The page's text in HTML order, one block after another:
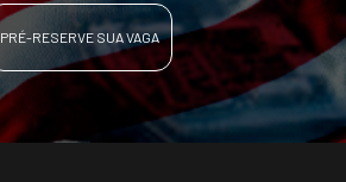
PRÉ-RESERVE SUA VAGA